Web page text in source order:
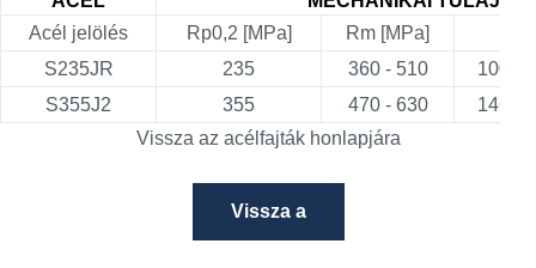
Acél jelölés
Rp0,2 [MPa] Rm [MPa]
S235JR
235 360 - 510
100 -
S355J2
355 470 - 630
146 -
Vissza az acélfajták honlapjára
Vissza a